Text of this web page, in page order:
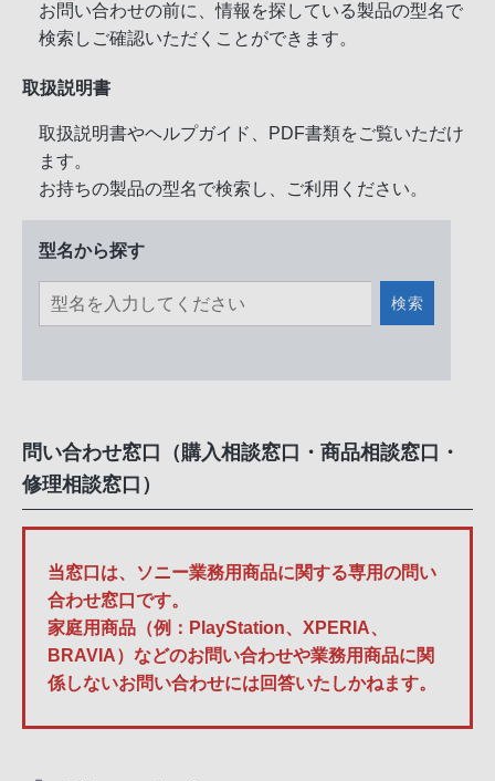
お問い合わせの前に、情報を探している製品の型名で
検索しご確認いただくことができます。
取扱説明書
取扱説明書やヘルプガイド、PDF書類をご覧いただけ
ます。
お持ちの製品の型名で検索し、ご利用ください。
型名から探す
検索
問い合わせ窓口（購入相談窓口・商品相談窓口・
修理相談窓口）
当窓口は、ソニー業務用商品に関する専用の問い
合わせ窓口です。
家庭用商品（例：PlayStation、XPERIA、
BRAVIA）などのお問い合わせや業務用商品に関
係しないお問い合わせには回答いたしかねます。